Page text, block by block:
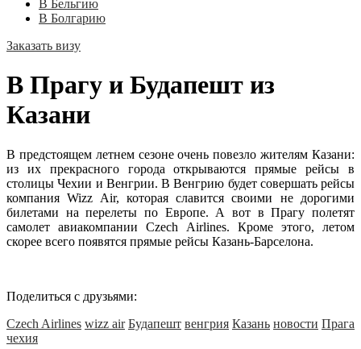
В Бельгию
В Болгарию
Заказать визу
В Прагу и Будапешт из
Казани
В предстоящем летнем сезоне очень повезло жителям Казани:
из их прекрасного города открываются прямые рейсы в
столицы Чехии и Венгрии. В Венгрию будет совершать рейсы
компания Wizz Air, которая славится своими не дорогими
билетами на перелеты по Европе. А вот в Прагу полетят
самолет авиакомпании Czech Airlines. Кроме этого, летом
скорее всего появятся прямые рейсы Казань-Барселона.
Поделиться с друзьями:
Czech Airlines wizz air Будапешт венгрия Казань новости Прага
чехия